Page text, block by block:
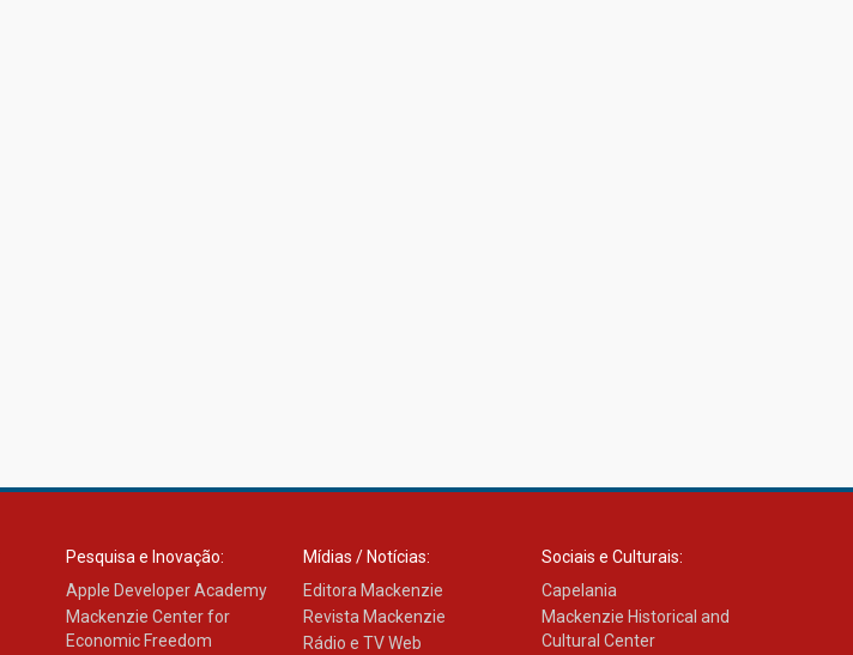
Pesquisa e Inovação:
Apple Developer Academy
Mackenzie Center for
Economic Freedom
Mídias / Notícias:
Editora Mackenzie
Revista Mackenzie
Rádio e TV Web
Sociais e Culturais:
Capelania
Mackenzie Historical and
Cultural Center